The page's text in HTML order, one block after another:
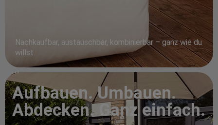
Nachkaufbar, austauschbar, kombinierbar – ganz wie du
willst.
Aufbauen. Umbauen.
Abdecken. Ganz einfach.